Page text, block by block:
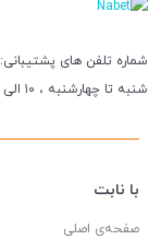
شماره تلفن های پشتیبانی:
شنبه تا چهارشنبه ، ۱۰ الی ۱۶ پاسخگوی شما هستیم
با نابت
صفحه‌ی اصلی